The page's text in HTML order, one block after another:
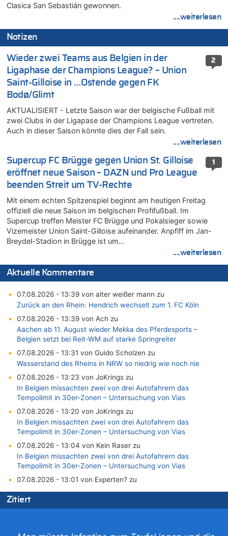
Clasica San Sebastián gewonnen.
....weiterlesen
Notizen
2
Wieder zwei Teams aus Belgien in der
Ligaphase der Champions League? – Union
Saint-Gilloise in …Ostende gegen FK
Bodø/Glimt
AKTUALISIERT - Letzte Saison war der belgische Fußball mit
zwei Clubs in der Ligapase der Champions League vertreten.
Auch in dieser Saison könnte dies der Fall sein.
....weiterlesen
1
Supercup FC Brügge gegen Union St. Gilloise
eröffnet neue Saison – DAZN und Pro League
beenden Streit um TV-Rechte
Mit einem echten Spitzenspiel beginnt am heutigen Freitag
offiziell die neue Saison im belgischen Profifußball. Im
Supercup treffen Meister FC Brügge und Pokalsieger sowie
Vizemeister Union Saint-Gilloise aufeinander. Anpfiff im Jan-
Breydel-Stadion in Brügge ist um…
....weiterlesen
Aktuelle Kommentare
07.08.2026 - 13:39 von alter weißer mann zu
Zurück an den Rhein: Hendrich wechselt zum 1. FC Köln
07.08.2026 - 13:39 von Ach zu
Aachen ab 11. August wieder Mekka des Pferdesports –
Belgien setzt bei Reit-WM auf starke Springreiter
07.08.2026 - 13:31 von Guido Scholzen zu
Wasserstand des Rheins in NRW so niedrig wie noch nie
07.08.2026 - 13:23 von JoKrings zu
In Belgien missachten zwei von drei Autofahrern das
Tempolimit in 30er-Zonen – Untersuchung von Vias
07.08.2026 - 13:20 von JoKrings zu
In Belgien missachten zwei von drei Autofahrern das
Tempolimit in 30er-Zonen – Untersuchung von Vias
07.08.2026 - 13:04 von Kein Raser zu
In Belgien missachten zwei von drei Autofahrern das
Tempolimit in 30er-Zonen – Untersuchung von Vias
07.08.2026 - 13:01 von Experten? zu
In Belgien missachten zwei von drei Autofahrern das
Tempolimit in 30er-Zonen – Untersuchung von Vias
Zitiert